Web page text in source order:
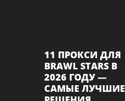
11 ПРОКСИ ДЛЯ
BRAWL STARS В
2026 ГОДУ —
САМЫЕ ЛУЧШИЕ